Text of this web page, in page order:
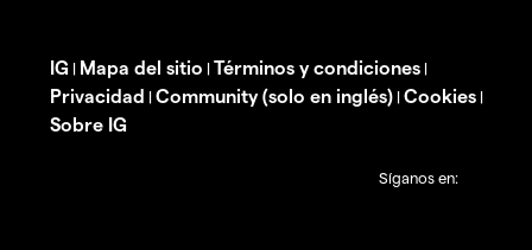
IG | Mapa del sitio | Términos y condiciones |
Privacidad | Community (solo en inglés) | Cookies |
Sobre IG
Síganos en: